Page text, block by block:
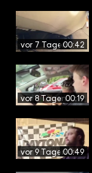
vor 7 Tagen00:42
vor 8 Tagen00:19
vor 9 Tagen00:49